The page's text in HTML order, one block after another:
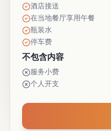
酒店接送
在当地餐厅享用午餐
瓶装水
停车费
不包含内容
服务小费
个人开支